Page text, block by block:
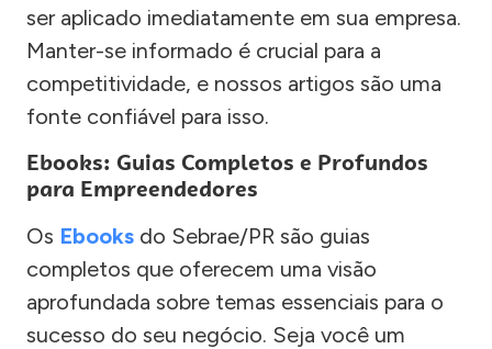
ser aplicado imediatamente em sua empresa.
Manter-se informado é crucial para a
competitividade, e nossos artigos são uma
fonte confiável para isso.
Ebooks: Guias Completos e Profundos
para Empreendedores
Os Ebooks do Sebrae/PR são guias
completos que oferecem uma visão
aprofundada sobre temas essenciais para o
sucesso do seu negócio. Seja você um